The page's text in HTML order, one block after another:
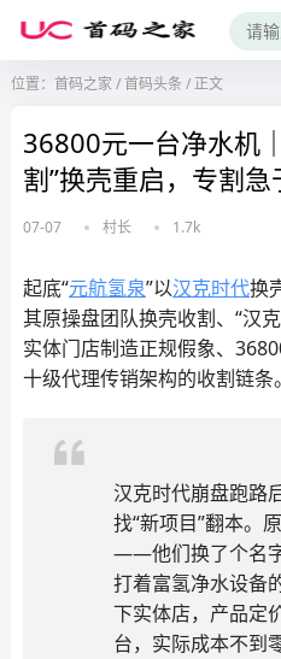
位置： 首码之家 /首码头条 /正文
36800元一台净水机
割”换壳重启，专割
07-07 村长 1.7k
起底“元航氢泉”以汉克时代换
其原操盘团队换壳收割、“汉
实体门店制造正规假象、
十级代理传销架构的收割链条。
汉克时代崩盘跑路
找“新项目”翻本。
——他们换了个名字
打着富氢净水设备
下实体店，产品定
台，实际成本不到